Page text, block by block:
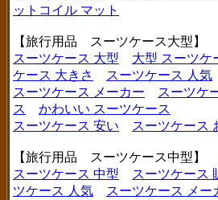
ットコイル マット
【旅行用品 スーツケース大型】
スーツケース 大型
大型 スーツケ
ケース 大きさ
スーツケース 人気
スーツケース メーカー
スーツケ
ス
かわいい スーツケース
スーツケース 安い
スーツケース
【旅行用品 スーツケース中型】
スーツケース 中型
スーツケース
ツケース 人気
スーツケース メー